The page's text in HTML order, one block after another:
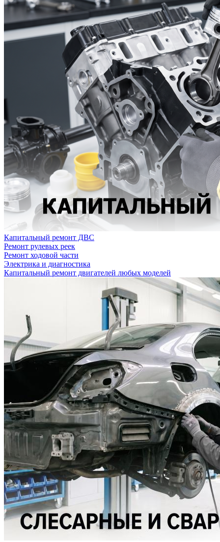
Капитальный ремонт ДВС
Ремонт рулевых реек
Ремонт ходовой части
Электрика и диагностика
Капитальный ремонт двигателей любых моделей